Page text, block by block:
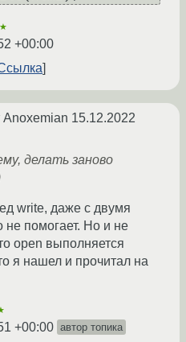
+00:00
Anoxemian 15.12.2022
делать заново
write, даже с двумя
помогает. Но и не
open выполняется
я нашел и прочитал на
+00:00 автор топика